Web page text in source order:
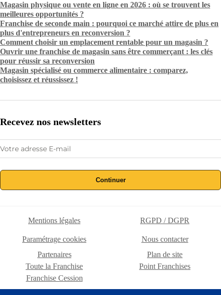
Magasin physique ou vente en ligne en 2026 : où se trouvent les
meilleures opportunités ?
Franchise de seconde main : pourquoi ce marché attire de plus en
plus d'entrepreneurs en reconversion ?
Comment choisir un emplacement rentable pour un magasin ?
Ouvrir une franchise de magasin sans être commerçant : les clés
pour réussir sa reconversion
Magasin spécialisé ou commerce alimentaire : comparez,
choisissez et réussissez !
Recevez nos newsletters
Continuer
Mentions légales RGPD / DGPR
Paramétrage cookies
Nous contacter
Partenaires
Plan de site
Toute la Franchise
Point Franchises
Franchise Cession